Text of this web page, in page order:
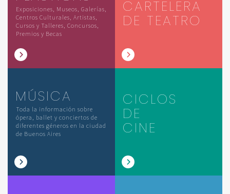
Exposiciones, Museos, Galerías,
Centros Culturales, Artistas,
Cursos y Talleres, Concursos,
Premios y Becas
CARTELERA
DE TEATRO
MÚSICA
Toda la información sobre
ópera, ballet y conciertos de
diferentes géneros en la ciudad
de Buenos Aires
CICLOS
DE
CINE